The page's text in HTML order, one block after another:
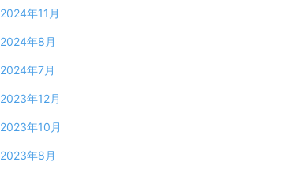
2024年11月
2024年8月
2024年7月
2023年12月
2023年10月
2023年8月